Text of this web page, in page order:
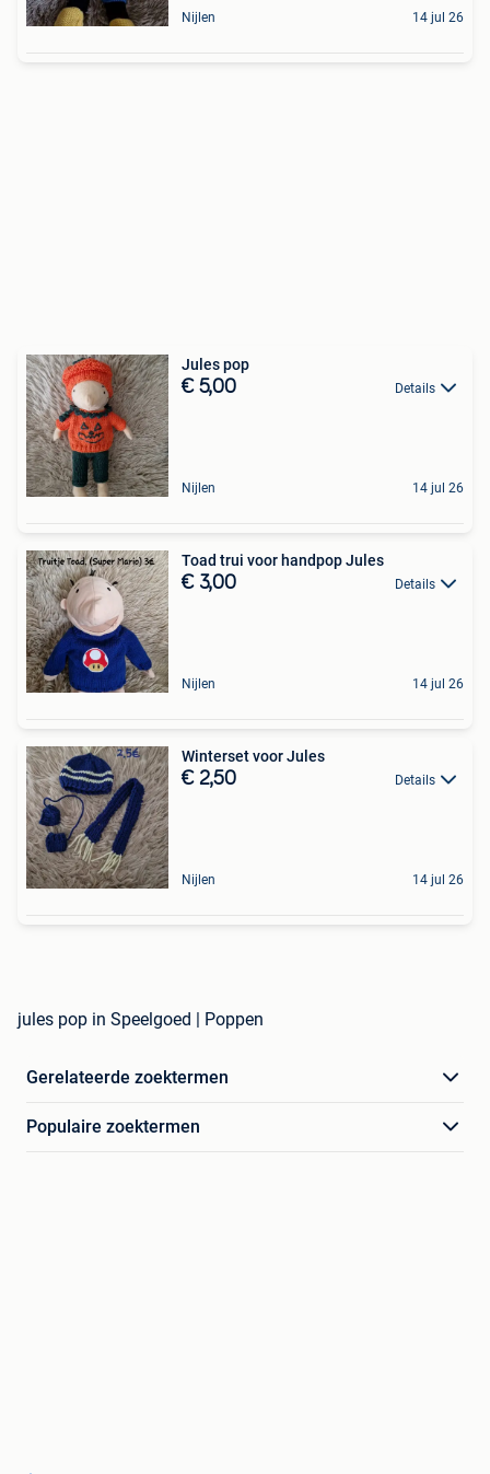
Nijlen 14 jul 26
Jules pop
€ 5,00 Details
Nijlen 14 jul 26
Toad trui voor handpop Jules
€ 3,00 Details
Nijlen 14 jul 26
Winterset voor Jules
€ 2,50 Details
Nijlen 14 jul 26
jules pop in Speelgoed | Poppen
Gerelateerde zoektermen
Populaire zoektermen